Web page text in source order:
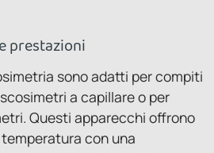
prestazioni
sono adatti per compiti
a capillare o per
Questi apparecchi offrono
con una